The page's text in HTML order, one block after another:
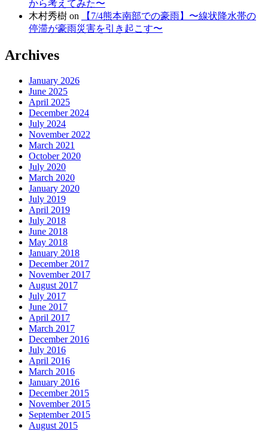
から考えてみた〜
木村秀樹 on
【7/4熊本南部での豪雨】〜線状降水帯の
停滞が豪雨災害を引き起こす〜
Archives
January 2026
June 2025
April 2025
December 2024
July 2024
November 2022
March 2021
October 2020
July 2020
March 2020
January 2020
July 2019
April 2019
July 2018
June 2018
May 2018
January 2018
December 2017
November 2017
August 2017
July 2017
June 2017
April 2017
March 2017
December 2016
July 2016
April 2016
March 2016
January 2016
December 2015
November 2015
September 2015
August 2015